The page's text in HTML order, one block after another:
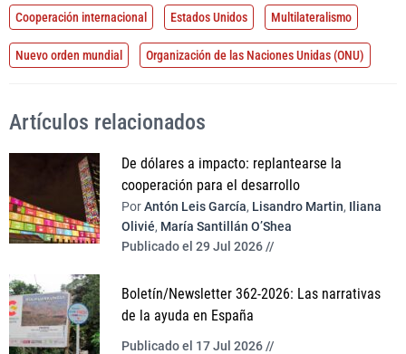
Cooperación internacional Estados Unidos Multilateralismo
Nuevo orden mundial Organización de las Naciones Unidas (ONU)
Artículos relacionados
De dólares a impacto: replantearse la
cooperación para el desarrollo
PorAntón Leis García, Lisandro Martin, Iliana
Olivié, María Santillán O’Shea
Publicado el 29 Jul 2026 //
Boletín/Newsletter 362-2026: Las narrativas
de la ayuda en España
Publicado el 17 Jul 2026 //